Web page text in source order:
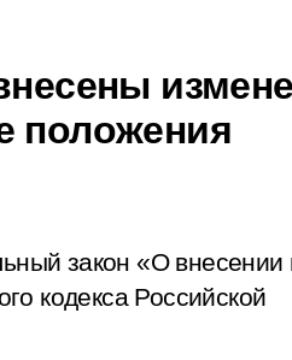
положения
закон «О внесении
кодекса Российской